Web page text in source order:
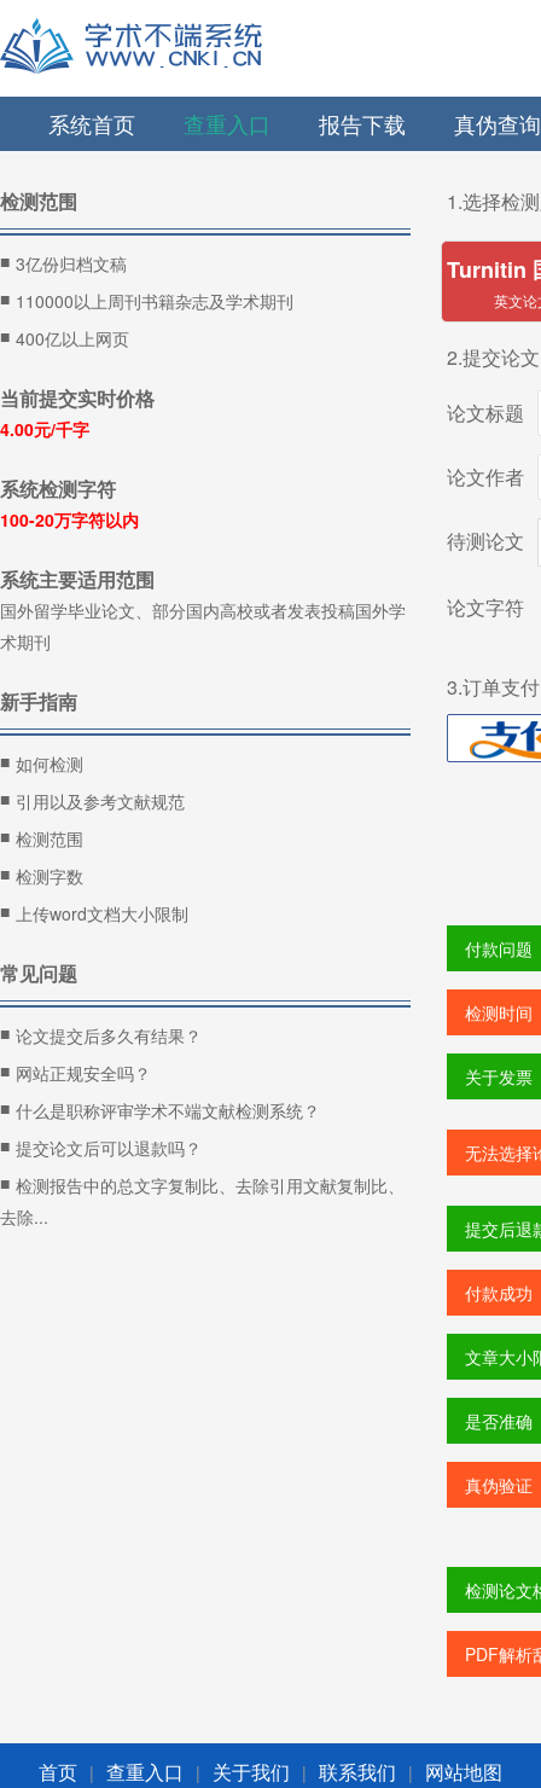
系统首页 查重入口 报告下载 真伪查询
检测范围
■ 3亿份归档文稿
■ 110000以上周刊书籍杂志及学术期刊
■ 400亿以上网页
当前提交实时价格
4.00元/千字
系统检测字符
100-20万字符以内
系统主要适用范围
国外留学毕业论文、部分国内高校或者发表投稿国外学
术期刊
新手指南
■ 如何检测
■ 引用以及参考文献规范
■ 检测范围
■ 检测字数
■ 上传word文档大小限制
常见问题
■ 论文提交后多久有结果？
■ 网站正规安全吗？
■ 什么是职称评审学术不端文献检测系统？
■ 提交论文后可以退款吗？
■ 检测报告中的总文字复制比、去除引用文献复制比、
去除...
1.选择检
Turnitin
英文论
2.提交论
论文标题
论文作者
待测论文
论文字符
3.订单支
付款问题
检测时间
关于发票
无法选择
提交后退
付款成功
文章大小
是否准确
真伪验证
检测论文
PDF解析
首页 | 查重入口 | 关于我们 | 联系我们 | 网站地图